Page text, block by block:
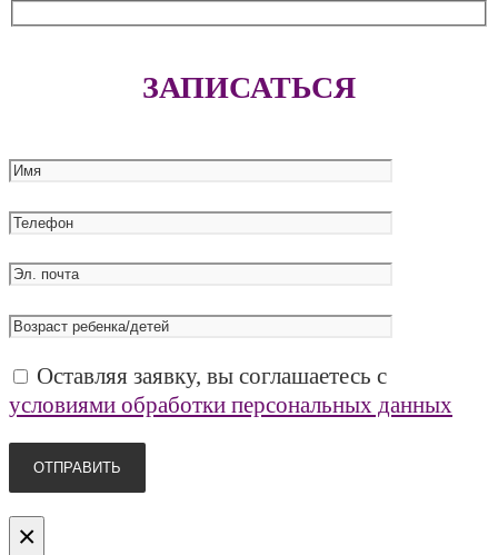
ЗАПИСАТЬСЯ
Оставляя заявку, вы соглашаетесь с
условиями обработки персональных данных
×